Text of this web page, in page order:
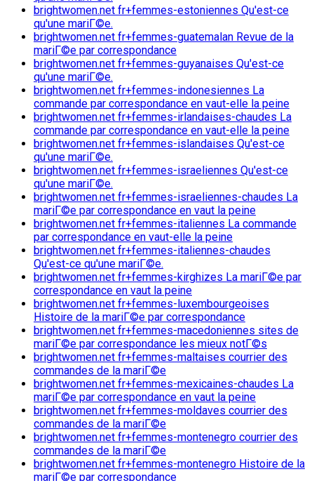
brightwomen.net fr+femmes-estoniennes Qu'est-ce
qu'une mariГ©e.
brightwomen.net fr+femmes-guatemalan Revue de la
mariГ©e par correspondance
brightwomen.net fr+femmes-guyanaises Qu'est-ce
qu'une mariГ©e.
brightwomen.net fr+femmes-indonesiennes La
commande par correspondance en vaut-elle la peine
brightwomen.net fr+femmes-irlandaises-chaudes La
commande par correspondance en vaut-elle la peine
brightwomen.net fr+femmes-islandaises Qu'est-ce
qu'une mariГ©e.
brightwomen.net fr+femmes-israeliennes Qu'est-ce
qu'une mariГ©e.
brightwomen.net fr+femmes-israeliennes-chaudes La
mariГ©e par correspondance en vaut la peine
brightwomen.net fr+femmes-italiennes La commande
par correspondance en vaut-elle la peine
brightwomen.net fr+femmes-italiennes-chaudes
Qu'est-ce qu'une mariГ©e.
brightwomen.net fr+femmes-kirghizes La mariГ©e par
correspondance en vaut la peine
brightwomen.net fr+femmes-luxembourgeoises
Histoire de la mariГ©e par correspondance
brightwomen.net fr+femmes-macedoniennes sites de
mariГ©e par correspondance les mieux notГ©s
brightwomen.net fr+femmes-maltaises courrier des
commandes de la mariГ©e
brightwomen.net fr+femmes-mexicaines-chaudes La
mariГ©e par correspondance en vaut la peine
brightwomen.net fr+femmes-moldaves courrier des
commandes de la mariГ©e
brightwomen.net fr+femmes-montenegro courrier des
commandes de la mariГ©e
brightwomen.net fr+femmes-montenegro Histoire de la
mariГ©e par correspondance